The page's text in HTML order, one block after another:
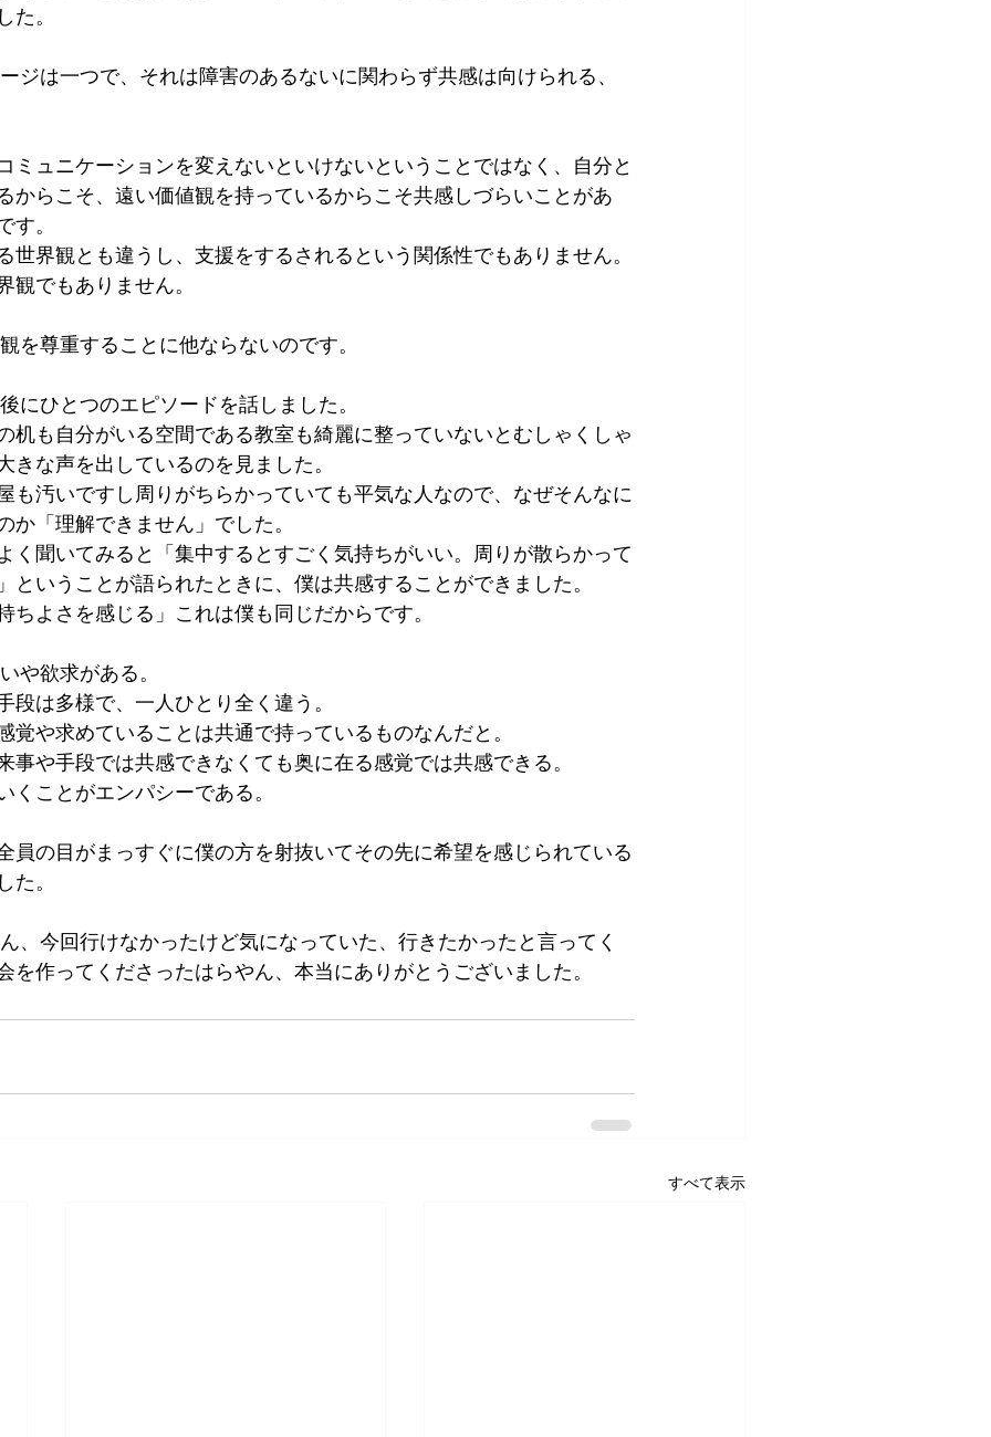
た。
ミュニケーションを変えないといけないということではなく、自分と
からこそ、遠い価値観を持っているからこそ共感しづらいことがあ
す。
世界観とも違うし、支援をするされるという関係性でもありません。
観でもありません。
を尊重することに他ならないのです。
にひとつのエピソードを話しました。
机も自分がいる空間である教室も綺麗に整っていないとむしゃくしゃ
きな声を出しているのを見ました。
も汚いですし周りがちらかっていても平気な人なので、なぜそんなに
か「理解できません」でした。
く聞いてみると「集中するとすごく気持ちがいい。周りが散らかって
ということが語られたときに、僕は共感することができました。
ちよさを感じる」これは僕も同じだからです。
や欲求がある。
段は多様で、一人ひとり全く違う。
覚や求めていることは共通で持っているものなんだと。
事や手段では共感できなくても奥に在る感覚では共感できる。
くことがエンパシーである。
員の目がまっすぐに僕の方を射抜いてその先に希望を感じられている
た。
を作ってくださったはらやん、本当にありがとうございました。
すべて表示